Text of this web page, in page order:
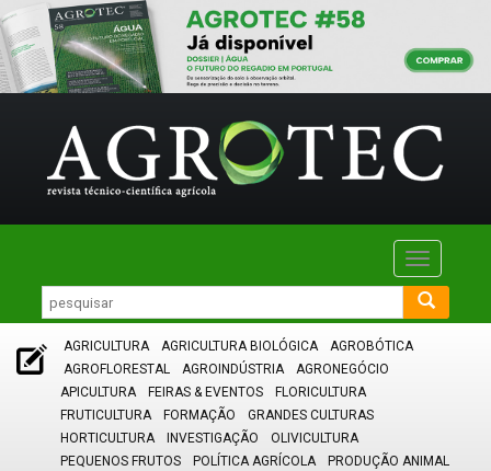
Toggle
AGRICULTURA AGRICULTURA BIOLÓGICA
AGROBÓTICA
AGROFLORESTAL
AGROINDÚSTRIA
AGRONEGÓCIO
APICULTURA
FEIRAS & EVENTOS
FLORICULTURA
FRUTICULTURA
FORMAÇÃO
GRANDES CULTURAS
HORTICULTURA
INVESTIGAÇÃO
OLIVICULTURA
PEQUENOS FRUTOS
POLÍTICA AGRÍCOLA
PRODUÇÃO ANIMAL